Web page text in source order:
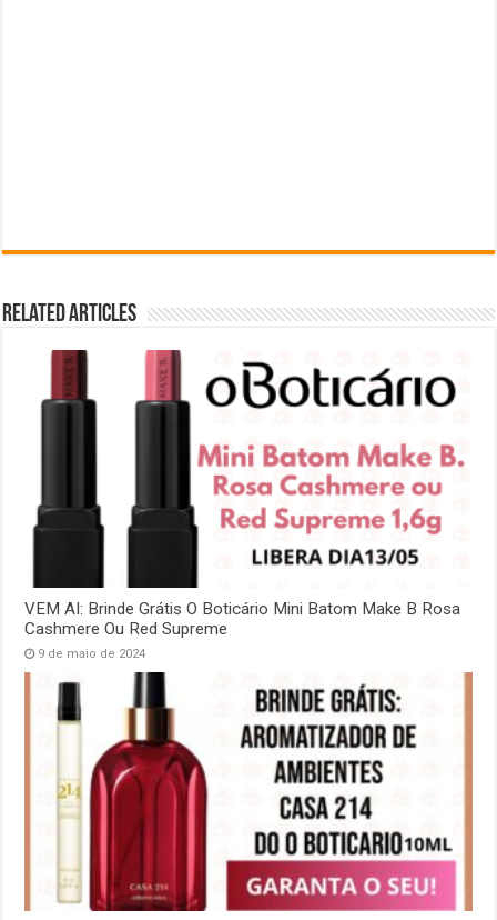
Related Articles
VEM AI: Brinde Grátis O Boticário Mini Batom Make B Rosa
Cashmere Ou Red Supreme
9 de maio de 2024